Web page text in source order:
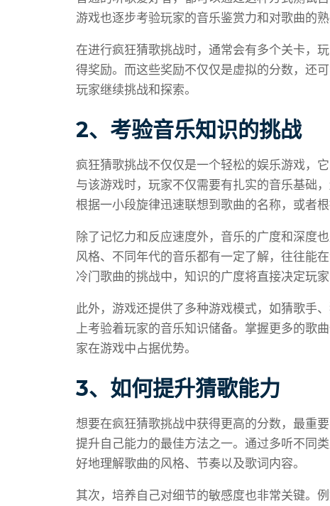
游戏也逐步考验玩家的音乐鉴赏力和对歌曲的熟
在进行疯狂猜歌挑战时，通常会有多个关卡，
得奖励。而这些奖励不仅仅是虚拟的分数，还
玩家继续挑战和探索。
2、考验音乐知识的挑战
疯狂猜歌挑战不仅仅是一个轻松的娱乐游戏，
与该游戏时，玩家不仅需要有扎实的音乐基础
根据一小段旋律迅速联想到歌曲的名称，或者
除了记忆力和反应速度外，音乐的广度和深度
风格、不同年代的音乐都有一定了解，往往能
冷门歌曲的挑战中，知识的广度将直接决定玩家
此外，游戏还提供了多种游戏模式，如猜歌手
上考验着玩家的音乐知识储备。掌握更多的歌
家在游戏中占据优势。
3、如何提升猜歌能力
想要在疯狂猜歌挑战中获得更高的分数，最重
提升自己能力的最佳方法之一。通过多听不同
好地理解歌曲的风格、节奏以及歌词内容。
其次，培养自己对细节的敏感度也非常关键。